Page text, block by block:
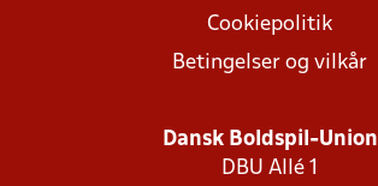
Cookiepolitik
Betingelser og vilkår
Dansk Boldspil-Union
DBU Allé 1